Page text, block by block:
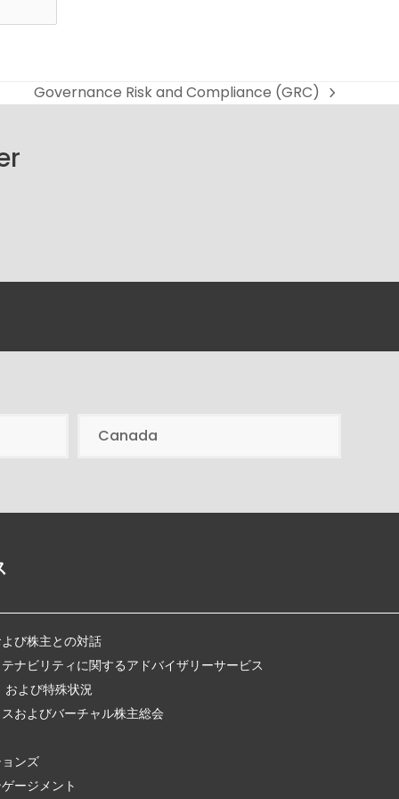
next
Governance Risk and Compliance (GRC)
Canada
び株主との対話
ナビリティに関するアドバイザリーサービス
よび特殊状況
およびバーチャル株主総会
ンズ
ージメント